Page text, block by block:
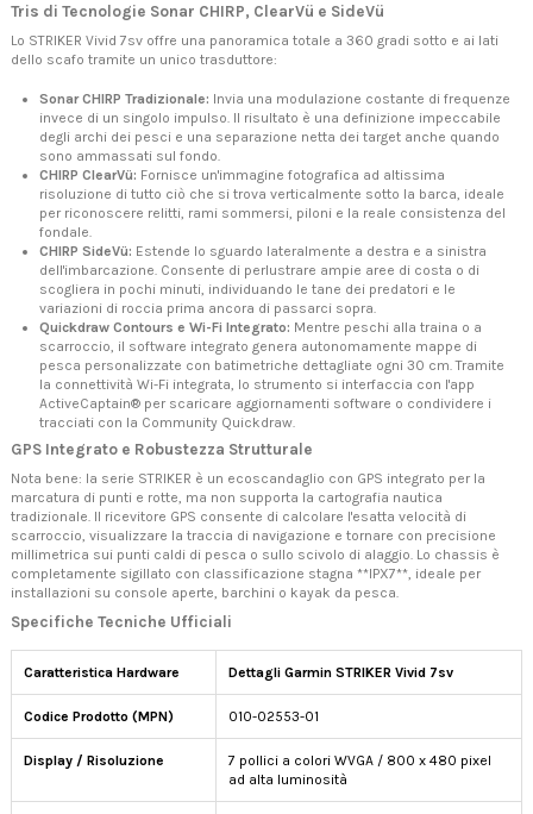
Tris di Tecnologie Sonar CHIRP, ClearVü e SideVü
Lo STRIKER Vivid 7sv offre una panoramica totale a 360 gradi sotto e ai lati
dello scafo tramite un unico trasduttore:
Sonar CHIRP Tradizionale: Invia una modulazione costante di frequenze
invece di un singolo impulso. Il risultato è una definizione impeccabile
degli archi dei pesci e una separazione netta dei target anche quando
sono ammassati sul fondo.
CHIRP ClearVü: Fornisce un'immagine fotografica ad altissima
risoluzione di tutto ciò che si trova verticalmente sotto la barca, ideale
per riconoscere relitti, rami sommersi, piloni e la reale consistenza del
fondale.
CHIRP SideVü: Estende lo sguardo lateralmente a destra e a sinistra
dell'imbarcazione. Consente di perlustrare ampie aree di costa o di
scogliera in pochi minuti, individuando le tane dei predatori e le
variazioni di roccia prima ancora di passarci sopra.
Quickdraw Contours e Wi-Fi Integrato: Mentre peschi alla traina o a
scarroccio, il software integrato genera autonomamente mappe di
pesca personalizzate con batimetriche dettagliate ogni 30 cm. Tramite
la connettività Wi-Fi integrata, lo strumento si interfaccia con l'app
ActiveCaptain® per scaricare aggiornamenti software o condividere i
tracciati con la Community Quickdraw.
GPS Integrato e Robustezza Strutturale
Nota bene: la serie STRIKER è un ecoscandaglio con GPS integrato per la
marcatura di punti e rotte, ma non supporta la cartografia nautica
tradizionale. Il ricevitore GPS consente di calcolare l'esatta velocità di
scarroccio, visualizzare la traccia di navigazione e tornare con precisione
millimetrica sui punti caldi di pesca o sullo scivolo di alaggio. Lo chassis è
completamente sigillato con classificazione stagna **IPX7**, ideale per
installazioni su console aperte, barchini o kayak da pesca.
Specifiche Tecniche Ufficiali
Caratteristica Hardware Dettagli Garmin STRIKER Vivid 7sv
Codice Prodotto (MPN) 010-02553-01
Display / Risoluzione
7 pollici a colori WVGA / 800 x 480 pixel
ad alta luminosità